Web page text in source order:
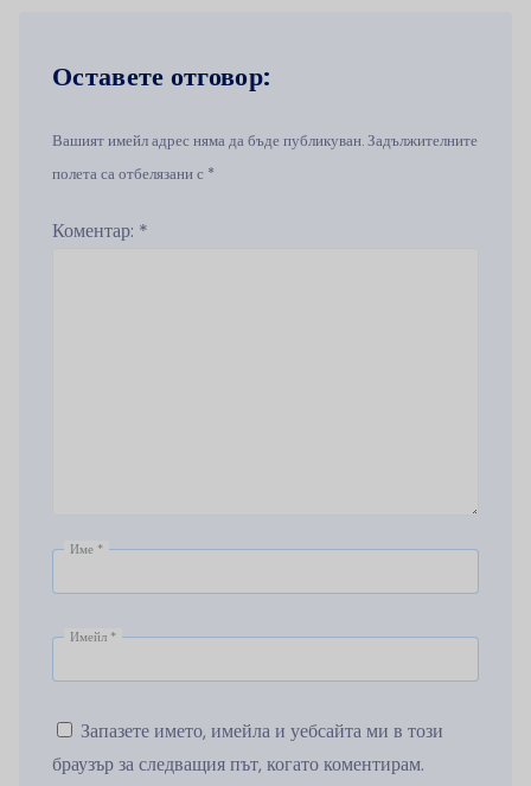
Оставете отговор:
Вашият имейл адрес няма да бъде публикуван. Задължителните
полета са отбелязани с *
Коментар: *
Име *
Имейл *
Запазете името, имейла и уебсайта ми в този
браузър за следващия път, когато коментирам.